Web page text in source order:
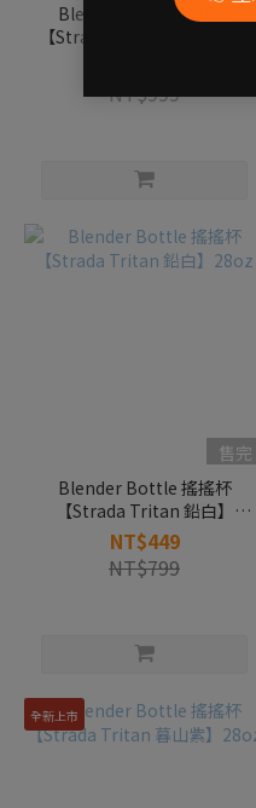
Blender Bottle 搖搖杯
【Strada Tritan 湯姆貓與傑
NT$999
售完
Blender Bottle 搖搖杯
【Strada Tritan 鉛白】
28oz
NT$449
NT$799
全新上市